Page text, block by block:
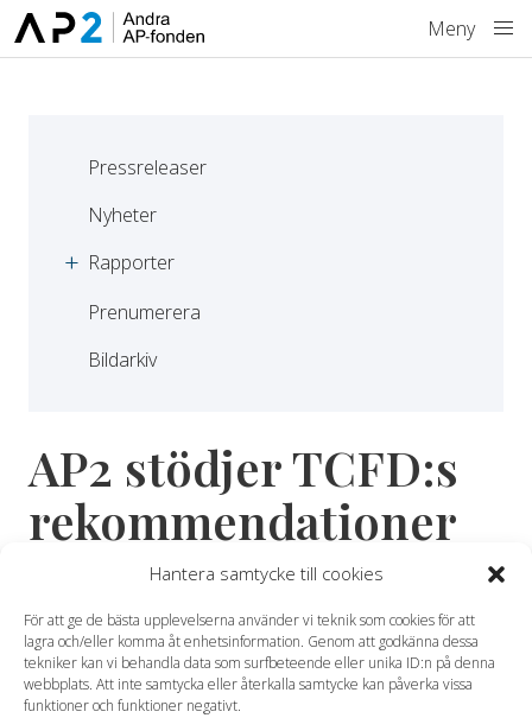
Hantera samtycke till cookies
För att ge de bästa upplevelserna använder vi teknik som cookies för att
lagra och/eller komma åt enhetsinformation. Genom att godkänna dessa
tekniker kan vi behandla data som surfbeteende eller unika ID:n på denna
webbplats. Att inte samtycka eller återkalla samtycke kan påverka vissa
funktioner och funktioner negativt.
Hoppa till innehåll
Meny
Pressreleaser
Nyheter
Rapporter
Prenumerera
Bildarkiv
AP2 stödjer TCFD:s
rekommendationer
AP2 stödjer rekommendationerna om klimatrelaterad
information från ”Task Force on Climate-related
Financial Disclosures” (TCFD) som publicerades den 29
juni. AP2 är mycket positiv till TCFD:s ramverk, eftersom
det kommer att öka företagens transparens och